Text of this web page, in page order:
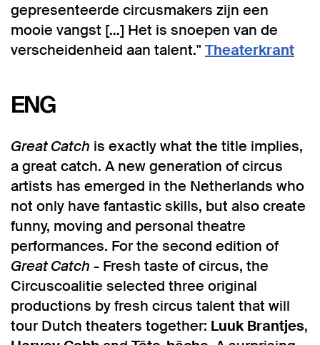
gepresenteerde circusmakers zijn een
mooie vangst […] Het is snoepen van de
verscheidenheid aan talent." Theaterkrant
ENG
Great Catch is exactly what the title implies,
a great catch. A new generation of circus
artists has emerged in the Netherlands who
not only have fantastic skills, but also create
funny, moving and personal theatre
performances. For the second edition of
Great Catch - Fresh taste of circus, the
Circuscoalitie selected three original
productions by fresh circus talent that will
tour Dutch theaters together: Luuk Brantjes,